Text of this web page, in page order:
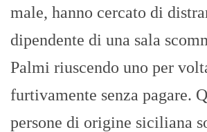
male, hanno cercato di
dipendente di una sala
Palmi riuscendo uno per
furtivamente senza pagare.
persone di origine siciliana